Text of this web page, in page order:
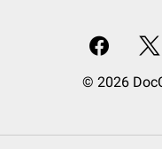
© 2026